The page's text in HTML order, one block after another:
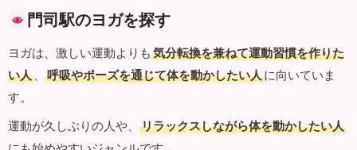
門司駅のヨガを探す
ヨガは、激しい運動よりも 気分転換を兼ねて運動習慣を作りた
い人 、 呼吸やポーズを通じて体を動かしたい人に向いていま
す。
運動が久しぶりの人や、
リラックスしながら体を動かしたい人